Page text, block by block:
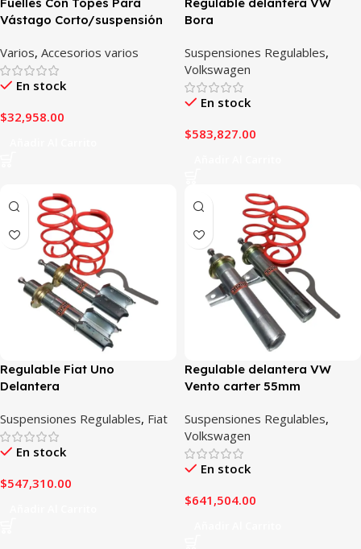
Vástago Corto/suspensión
Varios, Accesorios varios
En stock
$32,958.00
Bora
Suspensiones Regulables,
Volkswagen
En stock
$583,827.00
Regulable Fiat Uno
Delantera
Suspensiones Regulables, Fiat
En stock
$547,310.00
Regulable delantera VW
Vento carter 55mm
Suspensiones Regulables,
Volkswagen
En stock
$641,504.00